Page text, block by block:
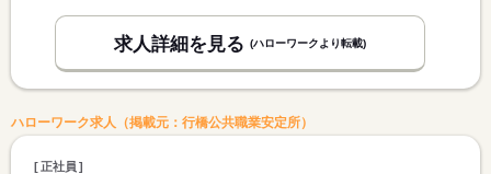
求人詳細を見る (ハローワークより転載)
ハローワーク求人（掲載元：行橋公共職業安定所）
正社員